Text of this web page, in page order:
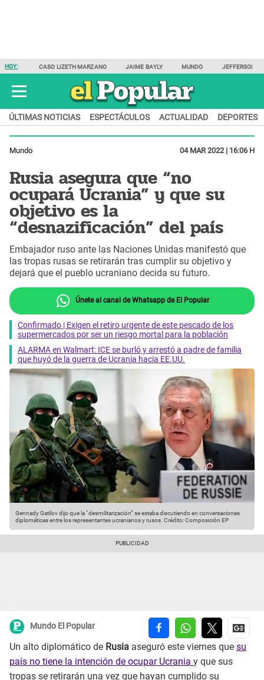
HOY: CASO LIZETH MARZANO JAIME BAYLY MUNDO JEFFERSON
ÚLTIMAS NOTICIAS ESPECTÁCULOS ACTUALIDAD DEPORTES
Mundo 04 MAR 2022 | 16:06 H
Rusia asegura que “no
ocupará Ucrania” y que su
objetivo es la
“desnazificación” del país
Embajador ruso ante las Naciones Unidas manifestó que
las tropas rusas se retirarán tras cumplir su objetivo y
dejará que el pueblo ucraniano decida su futuro.
Únete al canal de Whatsapp de El Popular
Confirmado | Exigen el retiro urgente de este pescado de los
supermercados por ser un riesgo mortal para la población
ALARMA en Walmart: ICE se burló y arrestó a padre de familia
que huyó de la guerra de Ucrania hacia EE.UU.
Gennady Gatilov dijo que la “desmilitarización” se estaba discutiendo en conversaciones
diplomáticas entre los representantes ucranianos y rusos. Crédito: Composición EP
Mundo El Popular
Un alto diplomático de Rusia aseguró este viernes que su
país no tiene la intención de ocupar Ucrania y que sus
tropas se retirarán una vez que hayan cumplido su